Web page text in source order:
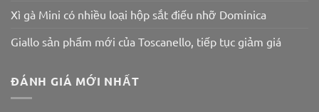
Xì gà Mini có nhiều loại hộp sắt điếu nhỡ Dominica
Giallo sản phẩm mới của Toscanello, tiếp tục giảm giá
ĐÁNH GIÁ MỚI NHẤT